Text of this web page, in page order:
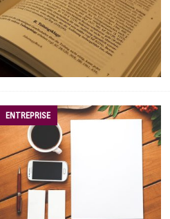
ENTREPRISE